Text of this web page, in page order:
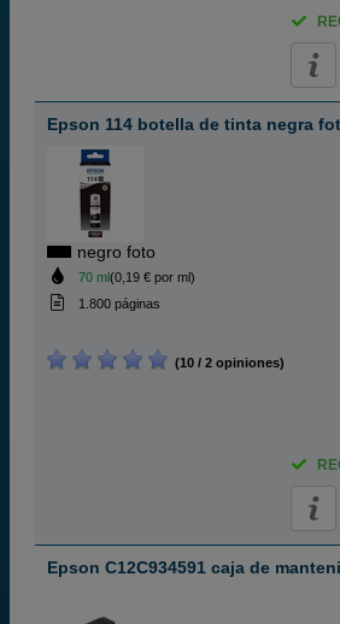
Epson 114 botella de tinta negra
negro foto
70 ml(0,19 € por ml)
1.800 páginas
(10 / 2 opiniones)
Epson C12C934591 caja de